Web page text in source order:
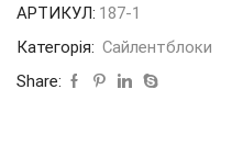
АРТИКУЛ: 187-1
Категорія: Сайлентблоки
Share: